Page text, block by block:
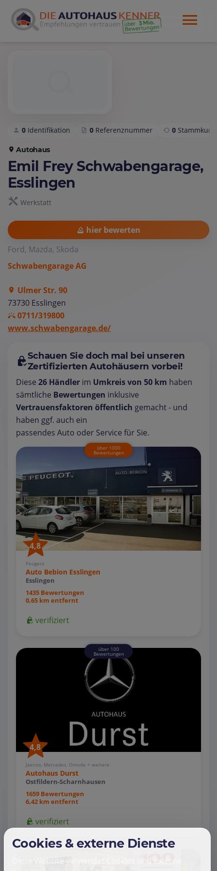
0 Identifikation 0 Referenznummer 0
Autohaus
Emil Frey Schwabengarage,
Esslingen
Werkstatt
hier bewerten
Ford, Mazda, Skoda
Schwabengarage AG
Ulmer Str. 90
73730 Esslingen
0711/319800
www.schwabengarage.de/
Schauen Sie doch mal bei unseren
Zertifizierten Autohäusern vorbei!
Diese 26 Händler im Umkreis von 50 km haben
sämtliche Bewertungen inklusive
Vertrauensfaktoren öffentlich gemacht - und
haben ggf. auch ein
passendes Auto oder Service für Sie.
über 1000
Bewertungen
4,8
Peugeot
Auto Bebion Esslingen
Esslingen
1435 Bewertungen
0,65 km entfernt
verifiziert
über 100
Bewertungen
4,8
Jaecoo, Mercedes, Omoda + weitere
Autohaus Durst
Ostfildern-Scharnhausen
1659 Bewertungen
6,42 km entfernt
verifiziert
Cookies & externe Dienste
Diese Website verwendet Cookies und externe